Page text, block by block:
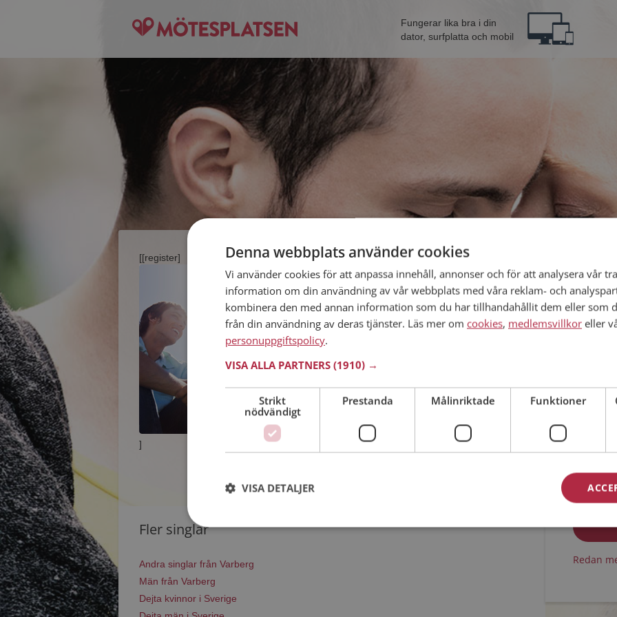
Fungerar lika bra i din
dator, surfplatta och mobil
[[register]
]
Fler singlar
Andra singlar från Varberg
Män från Varberg
Dejta kvinnor i Sverige
Bli
Jag är en:
Redan
Denna webbplats använder cookies
Vi använder cookies för att anpassa innehåll, annonser och för att analysera vår
information om din användning av vår webbplats med våra reklam- och
kombinera den med annan information som du har tillhandahållit dem eller som
från din användning av deras tjänster. Läs mer om cookies, medlemsvillkor eller
personuppgiftspolicy.
VISA ALLA PARTNERS (1910) →
Strikt
nödvändigt
Prestanda Målinriktade Funktioner
VISA DETALJER